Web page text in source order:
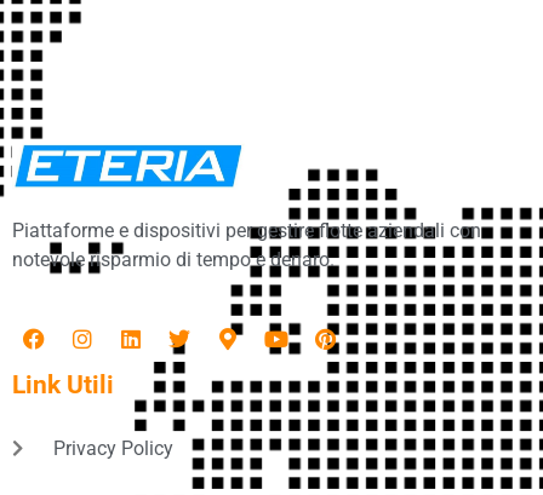
Piattaforme e dispositivi per gestire flotte aziendali con
notevole risparmio di tempo e denaro.
Link Utili
Privacy Policy